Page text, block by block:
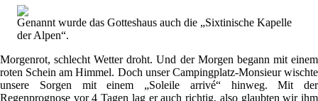
Genannt wurde das Gotteshaus auch die „Sixtinische Kapelle
der Alpen“.
Morgenrot, schlecht Wetter droht. Und der Morgen begann mit einem
roten Schein am Himmel. Doch unser Campingplatz-Monsieur wischte
unsere Sorgen mit einem „Soleile arrivé“ hinweg. Mit der
Regenprognose vor 4 Tagen lag er auch richtig, also glaubten wir ihm